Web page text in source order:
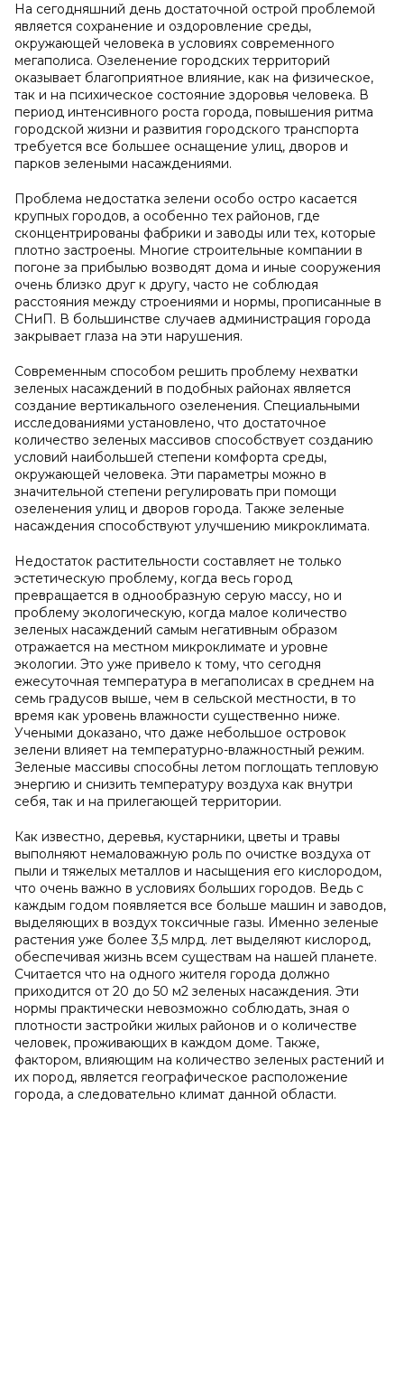
На сегодняшний день достаточной острой проблемой
является сохранение и оздоровление среды,
окружающей человека в условиях современного
мегаполиса. Озеленение городских территорий
оказывает благоприятное влияние, как на физическое,
так и на психическое состояние здоровья человека. В
период интенсивного роста города, повышения ритма
городской жизни и развития городского транспорта
требуется все большее оснащение улиц, дворов и
парков зелеными насаждениями.
Проблема недостатка зелени особо остро касается
крупных городов, а особенно тех районов, где
сконцентрированы фабрики и заводы или тех, которые
плотно застроены. Многие строительные компании в
погоне за прибылью возводят дома и иные сооружения
очень близко друг к другу, часто не соблюдая
расстояния между строениями и нормы, прописанные в
СНиП. В большинстве случаев администрация города
закрывает глаза на эти нарушения.
Современным способом решить проблему нехватки
зеленых насаждений в подобных районах является
создание вертикального озеленения. Специальными
исследованиями установлено, что достаточное
количество зеленых массивов способствует созданию
условий наибольшей степени комфорта среды,
окружающей человека. Эти параметры можно в
значительной степени регулировать при помощи
озеленения улиц и дворов города. Также зеленые
насаждения способствуют улучшению микроклимата.
Недостаток растительности составляет не только
эстетическую проблему, когда весь город
превращается в однообразную серую массу, но и
проблему экологическую, когда малое количество
зеленых насаждений самым негативным образом
отражается на местном микроклимате и уровне
экологии. Это уже привело к тому, что сегодня
ежесуточная температура в мегаполисах в среднем на
семь градусов выше, чем в сельской местности, в то
время как уровень влажности существенно ниже.
Учеными доказано, что даже небольшое островок
зелени влияет на температурно-влажностный режим.
Зеленые массивы способны летом поглощать тепловую
энергию и снизить температуру воздуха как внутри
себя, так и на прилегающей территории.
Как известно, деревья, кустарники, цветы и травы
выполняют немаловажную роль по очистке воздуха от
пыли и тяжелых металлов и насыщения его кислородом,
что очень важно в условиях больших городов. Ведь с
каждым годом появляется все больше машин и заводов,
выделяющих в воздух токсичные газы. Именно зеленые
растения уже более 3,5 млрд. лет выделяют кислород,
обеспечивая жизнь всем существам на нашей планете.
Считается что на одного жителя города должно
приходится от 20 до 50 м2 зеленых насаждения. Эти
нормы практически невозможно соблюдать, зная о
плотности застройки жилых районов и о количестве
человек, проживающих в каждом доме. Также,
фактором, влияющим на количество зеленых растений и
их пород, является географическое расположение
города, а следовательно климат данной области.